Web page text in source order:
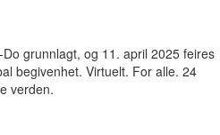
grunnlagt, og 11. april 2025 feires
begivenhet. Virtuelt. For alle. 24
verden.